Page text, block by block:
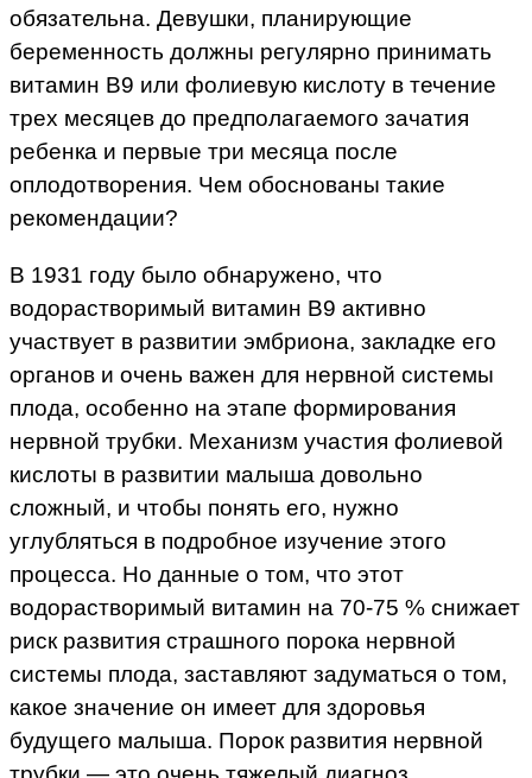
обязательна. Девушки, планирующие
беременность должны регулярно принимать
витамин В9 или фолиевую кислоту в течение
трех месяцев до предполагаемого зачатия
ребенка и первые три месяца после
оплодотворения. Чем обоснованы такие
рекомендации?
В 1931 году было обнаружено, что
водорастворимый витамин B9 активно
участвует в развитии эмбриона, закладке его
органов и очень важен для нервной системы
плода, особенно на этапе формирования
нервной трубки. Механизм участия фолиевой
кислоты в развитии малыша довольно
сложный, и чтобы понять его, нужно
углубляться в подробное изучение этого
процесса. Но данные о том, что этот
водорастворимый витамин на 70-75 % снижает
риск развития страшного порока нервной
системы плода, заставляют задуматься о том,
какое значение он имеет для здоровья
будущего малыша. Порок развития нервной